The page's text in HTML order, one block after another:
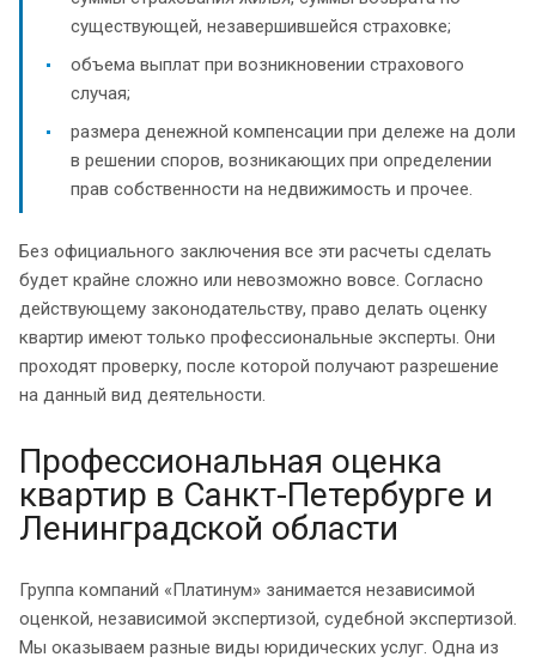
существующей, незавершившейся страховке;
объема выплат при возникновении страхового
случая;
размера денежной компенсации при дележе на доли
в решении споров, возникающих при определении
прав собственности на недвижимость и прочее.
Без официального заключения все эти расчеты сделать
будет крайне сложно или невозможно вовсе. Согласно
действующему законодательству, право делать оценку
квартир имеют только профессиональные эксперты. Они
проходят проверку, после которой получают разрешение
на данный вид деятельности.
Профессиональная оценка
квартир в Санкт-Петербурге и
Ленинградской области
Группа компаний «Платинум» занимается независимой
оценкой, независимой экспертизой, судебной экспертизой.
Мы оказываем разные виды юридических услуг. Одна из